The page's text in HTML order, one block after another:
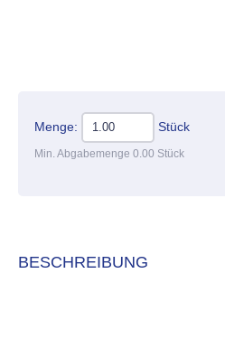
Menge: Stück
Min. Abgabemenge 0.00 Stück
BESCHREIBUNG